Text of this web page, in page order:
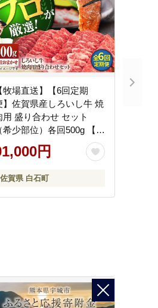
牧場直送】【6回定期
】佐賀県産しろいし牛 焼
用 盛り合わせ セット
希少部位）各回500g 【佐
セントラル牧場】佐賀県
肉 お肉 牛肉 焼き肉
肩 バラ 国産 焼肉 九州
県 白石町 白石
円
佐賀県 白石町